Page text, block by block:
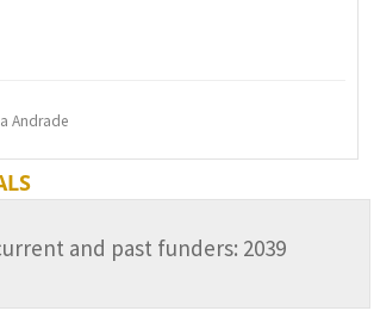
Andrade
and past funders: 2039